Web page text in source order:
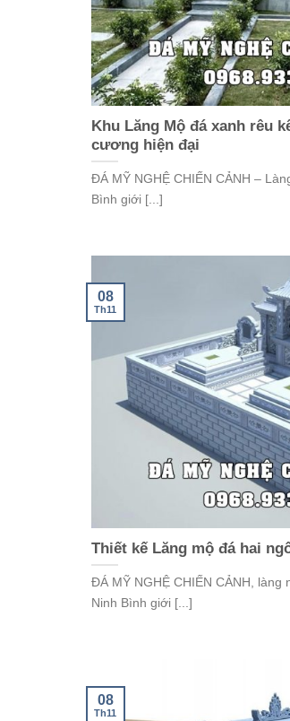
Khu Lăng Mộ đá xanh rêu
cương hiện đại
ĐÁ MỸ NGHỆ CHIẾN CẢNH –
Bình giới [...]
Thiết kế Lăng mộ đá hai
ĐÁ MỸ NGHỆ CHIẾN CẢNH, làng
Ninh Bình giới [...]
08
Th11
08
Th11